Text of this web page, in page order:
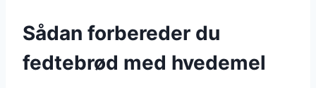
Sådan forbereder du
fedtebrød med hvedemel